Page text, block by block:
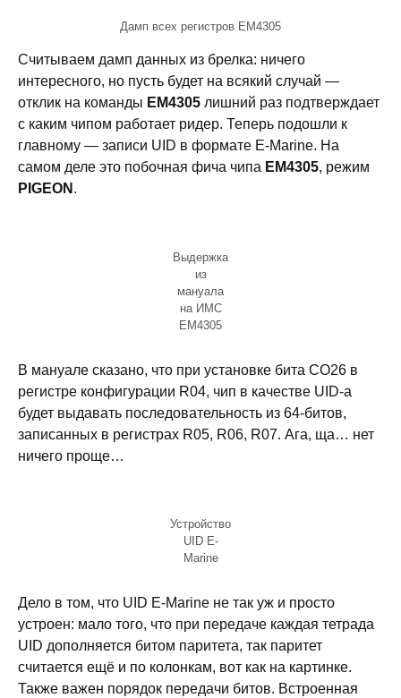
Дамп всех регистров EM4305
Считываем дамп данных из брелка: ничего
интересного, но пусть будет на всякий случай —
отклик на команды EM4305 лишний раз подтверждает
с каким чипом работает ридер. Теперь подошли к
главному — записи UID в формате E-Marine. На
самом деле это побочная фича чипа EM4305, режим
PIGEON .
Выдержка
из
мануала
на ИМС
EM4305
В мануале сказано, что при установке бита CO26 в
регистре конфигурации R04, чип в качестве UID-а
будет выдавать последовательность из 64-битов,
записанных в регистрах R05, R06, R07. Ага, ща… нет
ничего проще…
Устройство
UID E-
Marine
Дело в том, что UID E-Marine не так уж и просто
устроен: мало того, что при передаче каждая тетрада
UID дополняется битом паритета, так паритет
считается ещё и по колонкам, вот как на картинке.
Также важен порядок передачи битов. Встроенная